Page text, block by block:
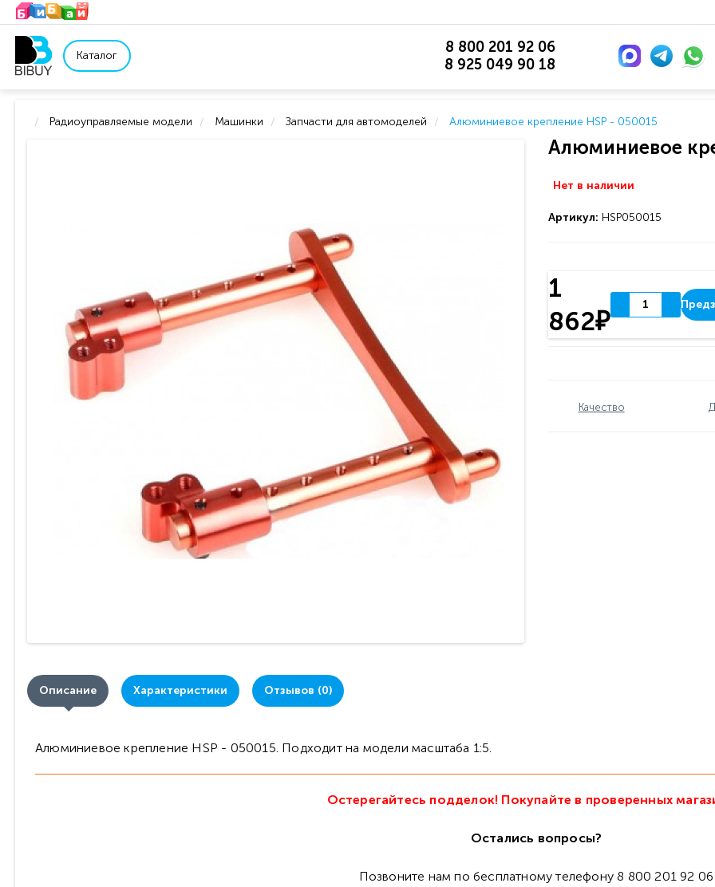
Каталог
8 800 201 92 06
8 925 049 90 18
Радиоуправляемые модели Машинки Запчасти для автомоделей Алюминиевое крепление HSP - 050015
Алюминиевое
Нет в наличии
Артикул: HSP050015
1
862₽
Качество
Описание Характеристики Отзывов (0)
Алюминиевое крепление HSP - 050015. Подходит на модели масштаба 1:5.
Остерегайтесь подделок! Покупайте в проверенных
Остались вопросы?
Позвоните нам по бесплатному телефону 8 800 201 92 06